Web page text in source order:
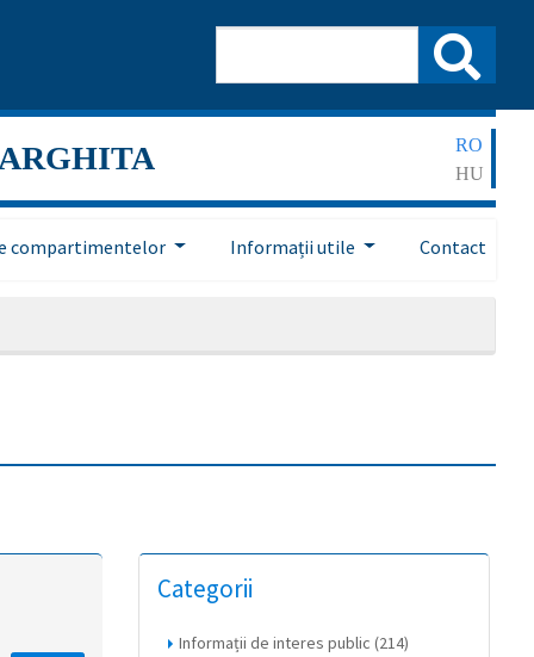
RO
HU
compartimentelor Informații utile Contact
Categorii
Informații de interes public (214)